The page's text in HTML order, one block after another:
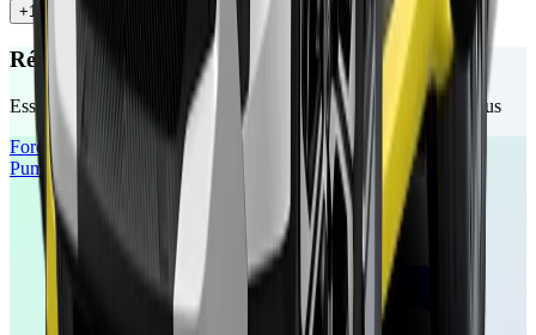
+11 autres avis
Réservez votre essai gratuit
Essayez ces véhicules chez un concessionnaire près de chez vous
Ford
Puma